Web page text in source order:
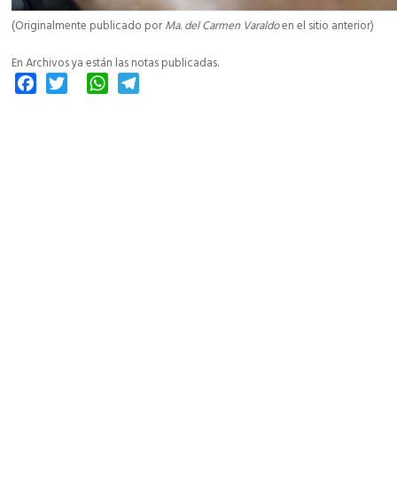
(Originalmente publicado porMa. del Carmen Varaldoen el sitio anterior)
En Archivos ya están las notas publicadas.
FacebookTwitter WhatsApp